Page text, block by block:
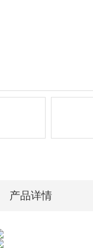
产品详情